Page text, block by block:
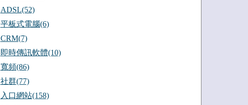
ADSL(52)
平板式電腦(6)
CRM(7)
即時傳訊軟體(10)
寬頻(86)
社群(77)
入口網站(158)